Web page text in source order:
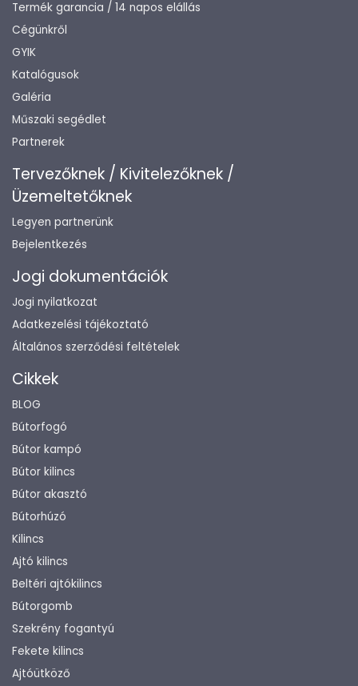
Termék garancia / 14 napos elállás
Cégünkről
GYIK
Katalógusok
Galéria
Műszaki segédlet
Partnerek
Tervezőknek / Kivitelezőknek /
Üzemeltetőknek
Legyen partnerünk
Bejelentkezés
Jogi dokumentációk
Jogi nyilatkozat
Adatkezelési tájékoztató
Általános szerződési feltételek
Cikkek
BLOG
Bútorfogó
Bútor kampó
Bútor kilincs
Bútor akasztó
Bútorhúzó
Kilincs
Ajtó kilincs
Beltéri ajtókilincs
Bútorgomb
Szekrény fogantyú
Fekete kilincs
Ajtóütköző